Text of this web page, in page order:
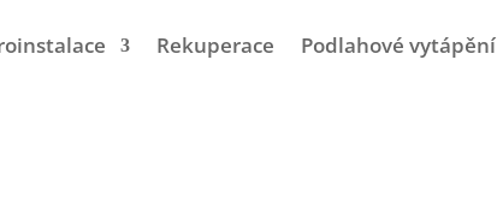
Rekuperace Podlahové vytápění